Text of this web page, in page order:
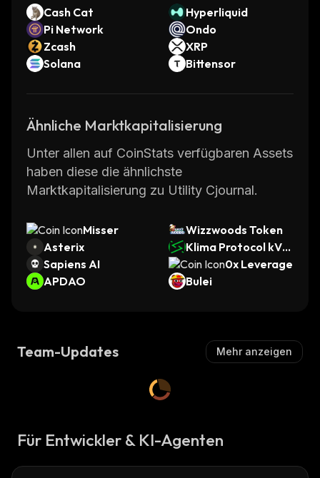
Cash Cat
Hyperliquid
Pi Network
Ondo
Zcash
XRP
Solana
Bittensor
Ähnliche Marktkapitalisierung
Unter allen auf CoinStats verfügbaren Assets
haben diese die ähnlichste
Marktkapitalisierung zu Utility Cjournal.
Misser
Wizzwoods Token
Asterix
Klima Protocol kVC
M
Sapiens AI
0x Leverage
APDAO
Bulei
Team-Updates Mehr anzeigen
Für Entwickler & KI-Agenten